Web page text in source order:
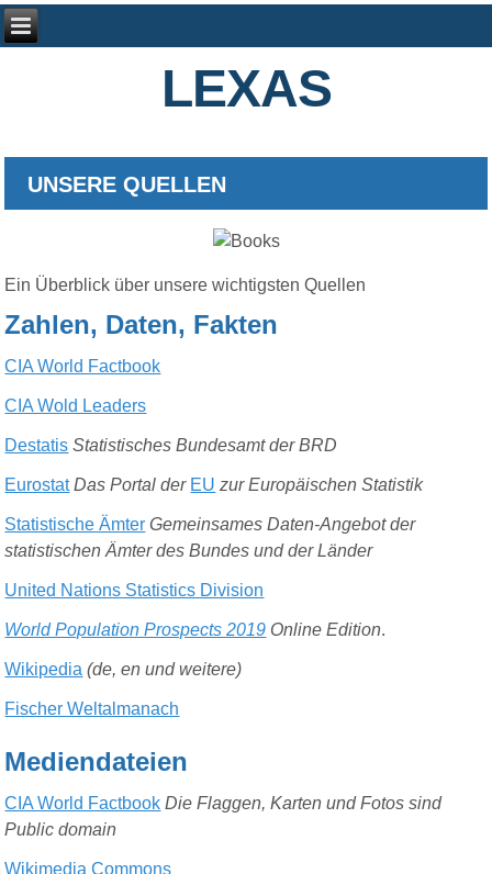
LEXAS
UNSERE QUELLEN
Ein Überblick über unsere wichtigsten Quellen
Zahlen, Daten, Fakten
CIA World Factbook
CIA Wold Leaders
Destatis Statistisches Bundesamt der BRD
Eurostat Das Portal der EU zur Europäischen Statistik
Statistische Ämter Gemeinsames Daten-Angebot der
statistischen Ämter des Bundesundder Länder
United Nations Statistics Division
World Population Prospects 2019 Online Edition.
Wikipedia (de, en und weitere)
Fischer Weltalmanach
Mediendateien
CIA World Factbook Die Flaggen, Karten und Fotos sind
Public domain
Wikimedia Commons